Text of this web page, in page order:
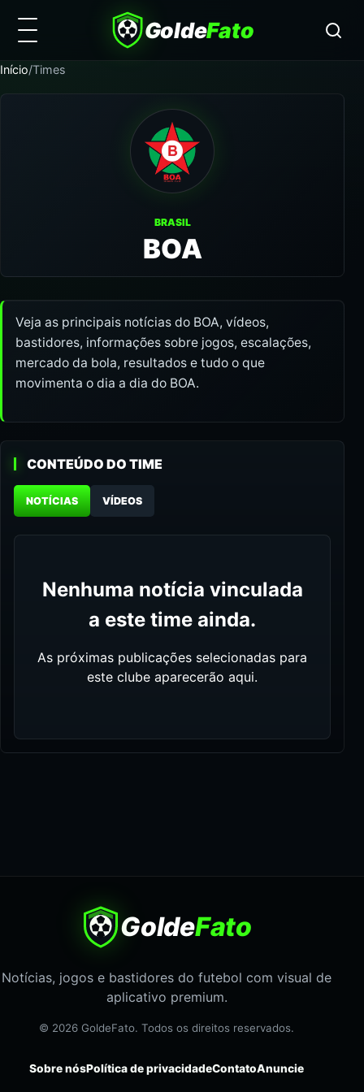
GoldeFato
Início/Times
BRASIL
BOA
Veja as principais notícias do BOA, vídeos,
bastidores, informações sobre jogos, escalações,
mercado da bola, resultados e tudo o que
movimenta o dia a dia do BOA.
CONTEÚDO DO TIME
NOTÍCIAS VÍDEOS
Nenhuma notícia vinculada
a este time ainda.
As próximas publicações selecionadas para
este clube aparecerão aqui.
GoldeFato
Notícias, jogos e bastidores do futebol com visual de
aplicativo premium.
© 2026 GoldeFato. Todos os direitos reservados.
Sobre nósPolítica de privacidadeContatoAnuncie